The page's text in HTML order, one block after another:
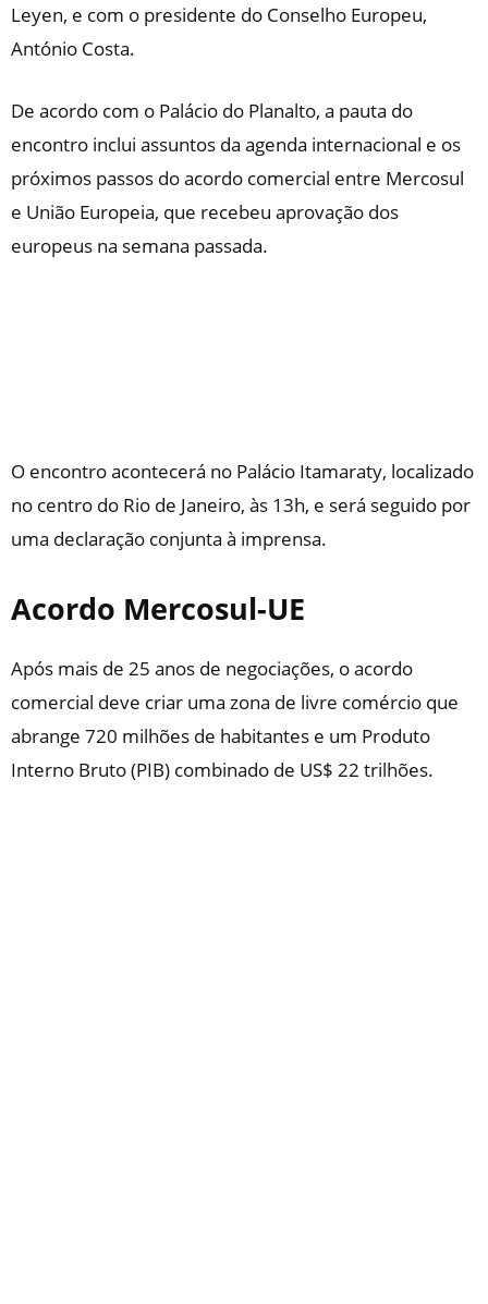
Leyen, e com o presidente do Conselho Europeu,
António Costa.
De acordo com o Palácio do Planalto, a pauta do
encontro inclui assuntos da agenda internacional e os
próximos passos do acordo comercial entre Mercosul
e União Europeia, que recebeu aprovação dos
europeus na semana passada.
O encontro acontecerá no Palácio Itamaraty, localizado
no centro do Rio de Janeiro, às 13h, e será seguido por
uma declaração conjunta à imprensa.
Acordo Mercosul-UE
Após mais de 25 anos de negociações, o acordo
comercial deve criar uma zona de livre comércio que
abrange 720 milhões de habitantes e um Produto
Interno Bruto (PIB) combinado de US$ 22 trilhões.